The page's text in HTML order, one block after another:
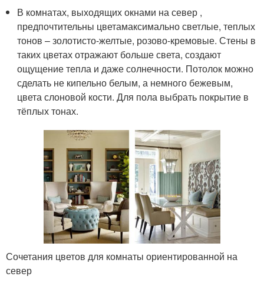
В комнатах, выходящих окнами на север ,
предпочтительны цветамаксимально светлые, теплых
тонов – золотисто-желтые, розово-кремовые. Стены в
таких цветах отражают больше света, создают
ощущение тепла и даже солнечности. Потолок можно
сделать не кипельно белым, а немного бежевым,
цвета слоновой кости. Для пола выбрать покрытие в
тёплых тонах.
Сочетания цветов для комнаты ориентированной на
север